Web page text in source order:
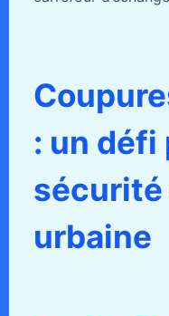
: un défi
sécurité
urbaine